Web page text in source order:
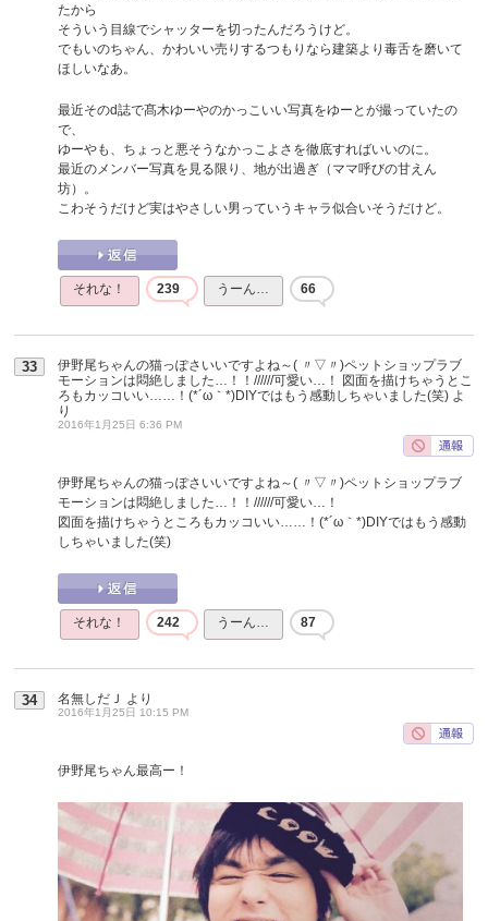
たから
そういう目線でシャッターを切ったんだろうけど。
でもいのちゃん、かわいい売りするつもりなら建築より毒舌を磨いて
ほしいなあ。
最近そのd誌で髙木ゆーやのかっこいい写真をゆーとが撮っていたの
で、
ゆーやも、ちょっと悪そうなかっこよさを徹底すればいいのに。
最近のメンバー写真を見る限り、地が出過ぎ（ママ呼びの甘えん
坊）。
こわそうだけど実はやさしい男っていうキャラ似合いそうだけど。
それな！ 239 うーん… 66
33
伊野尾ちゃんの猫っぽさいいですよね～( 〃▽〃)ペットショップラブ
モーションは悶絶しました…！！//////可愛い…！ 図面を描けちゃうとこ
ろもカッコいい……！(*´ω｀*)DIYではもう感動しちゃいました(笑) よ
り
2016年1月25日 6:36 PM
伊野尾ちゃんの猫っぽさいいですよね～( 〃▽〃)ペットショップラブ
モーションは悶絶しました…！！//////可愛い…！
図面を描けちゃうところもカッコいい……！(*´ω｀*)DIYではもう感動
しちゃいました(笑)
それな！ 242 うーん… 87
34 名無しだＪ より
2016年1月25日 10:15 PM
伊野尾ちゃん最高ー！